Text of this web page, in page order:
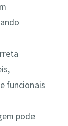
funcionais
pode